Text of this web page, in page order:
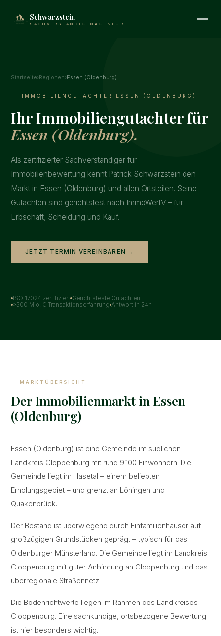
Schwarzstein
SACHVERSTÄNDIGENAGENTUR
Startseite›Regionen›Essen (Oldenburg)
IMMOBILIENGUTACHTER ESSEN (OLDENBURG)
Ihr Immobiliengutachter für
Essen (Oldenburg).
Als zertifizierter Sachverständiger für
Immobilienbewertung kennt Patrick Schwarzstein den
Markt in Essen (Oldenburg) und allen Ortsteilen. Seine
Gutachten sind gerichtsfest nach ImmoWertV – für
Erbschaft, Scheidung und Kauf.
JETZT TERMIN VEREINBAREN →
ISO 17024 zertifiziert Gerichtsfeste Gutachten
>500 Mio. € Transaktionserfahrung Antwort in 24h
MARKTÜBERSICHT
Der Immobilienmarkt in Essen
(Oldenburg)
Essen (Oldenburg) ist eine Gemeinde im südlichen
Landkreis Cloppenburg mit rund 9.100 Einwohnern. Die
Gemeinde liegt im Hasetal – einem beliebten
Erholungsgebiet – und grenzt an Löningen und
Quakenbrück.
Der Bestand ist überwiegend durch Einfamilienhäuser auf
großzügigen Grundstücken geprägt – typisch für das
Oldenburger Münsterland. Die Gemeinde liegt im Landkreis
Cloppenburg mit guter Anbindung an Cloppenburg und das
überregionale Straßennetz.
Die Bodenrichtwerte liegen im Rahmen des Landkreises
Cloppenburg. Eine sachkundige, ortsbezogene Bewertung
ist hier besonders wichtig.